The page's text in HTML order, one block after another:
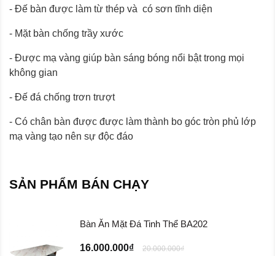
- Đế bàn được làm từ thép và có sơn tĩnh diện
- Mặt bàn chống trầy xước
- Được mạ vàng giúp bàn sáng bóng nổi bật trong mọi
không gian
- Đế đá chống trơn trượt
- Có chân bàn được được làm thành bo góc tròn phủ lớp
mạ vàng tạo nên sự độc đáo
SẢN PHẨM BÁN CHẠY
Bàn Ăn Mặt Đá Tinh Thể BA202
16.000.000₫ 20.000.000₫